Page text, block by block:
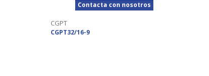
Contacta con nosotros
CGPT
CGPT32/16-9